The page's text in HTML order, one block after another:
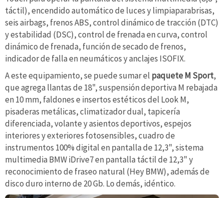
táctil), encendido automático de luces y limpiaparabrisas,
seis airbags, frenos ABS, control dinámico de tracción (DTC)
y estabilidad (DSC), control de frenada en curva, control
dinámico de frenada, función de secado de frenos,
indicador de falla en neumáticos y anclajes ISOFIX.
A este equipamiento, se puede sumar el paquete M Sport,
que agrega llantas de 18", suspensión deportiva M rebajada
en 10 mm, faldones e insertos estéticos del Look M,
pisaderas metálicas, climatizador dual, tapicería
diferenciada, volante y asientos deportivos, espejos
interiores y exteriores fotosensibles, cuadro de
instrumentos 100% digital en pantalla de 12,3", sistema
multimedia BMW iDrive7 en pantalla táctil de 12,3" y
reconocimiento de fraseo natural (Hey BMW), además de
disco duro interno de 20 Gb. Lo demás, idéntico.